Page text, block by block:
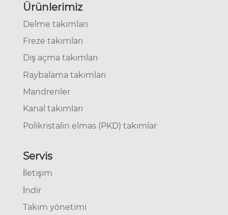
Ürünlerimiz
Delme takımları
Freze takımları
Diş açma takımları
Raybalama takımları
Mandrenler
Kanal takımları
Polikristalin elmas (PKD) takımlar
Servis
İletişim
İndir
Takım yönetimi